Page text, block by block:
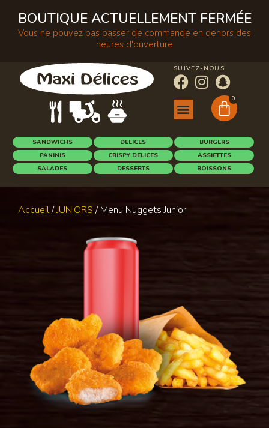
BOUTIQUE ACTUELLEMENT FERMÉE
Vous ne pouvez pas passer de commande en dehors des
heures d'ouverture
SUIVEZ-NOUS
0
SANDWICHS
PANINIS
SALADES
DELICES
CRISPY DELICES
DESSERTS
BURGERS
ASSIETTES
BOISSONS
Accueil/JUNIORS/ Menu Nuggets Junior